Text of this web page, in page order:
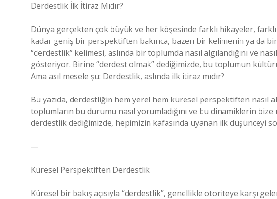
Derdestlik İlk İtiraz Mıdır?
Dünya gerçekten çok büyük ve her köşesinde farklı hikayeler, farklı
kadar geniş bir perspektiften bakınca, bazen bir kelimenin ya da
“derdestlik” kelimesi, aslında bir toplumda nasıl algılandığını ve
gösteriyor. Birine “derdest olmak” dediğimizde, bu toplumun
Ama asıl mesele şu: Derdestlik, aslında ilk itiraz mıdır?
Bu yazıda, derdestliğin hem yerel hem küresel perspektiften nasıl
toplumların bu durumu nasıl yorumladığını ve bu dinamiklerin
derdestlik dediğimizde, hepimizin kafasında uyanan ilk düşünceyi
—
Küresel Perspektiften Derdestlik
Küresel bir bakış açısıyla “derdestlik”, genellikle otoriteye karşı